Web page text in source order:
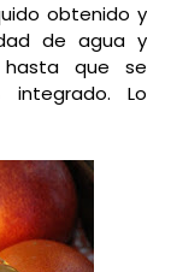
obtenido y
de agua y
hasta que se
Lo